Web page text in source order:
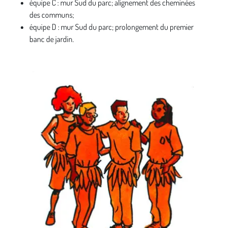
équipe C : mur Sud du parc; alignement des cheminées
des communs;
équipe D : mur Sud du parc; prolongement du premier
banc de jardin.